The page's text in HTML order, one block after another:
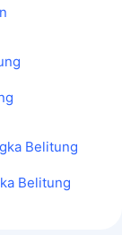
Belitung